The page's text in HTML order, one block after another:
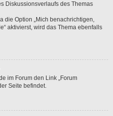
Diskussionsverlaufs des Themas
die Option „Mich benachrichtigen,
aktivierst, wird das Thema ebenfalls
im Forum den Link „Forum
Seite befindet.